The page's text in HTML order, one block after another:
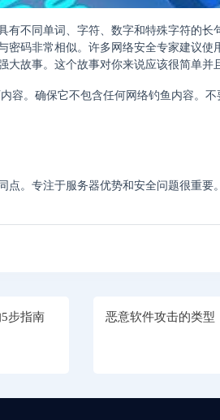
有不同单词、字符、数字和特殊字符的
码非常相似。许多网络安全专家建议使
故事。这个故事对你来说应该很简单并
容。确保它不包含任何网络钓鱼内容。
点。专注于服务器优势和安全问题很重
步指南 恶意软件攻击的类型